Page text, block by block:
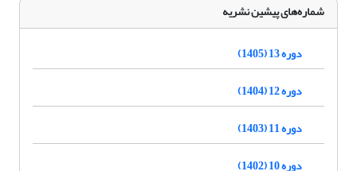
شماره‌های پیشین نشریه
دوره 13 (1405)
دوره 12 (1404)
دوره 11 (1403)
دوره 10 (1402)